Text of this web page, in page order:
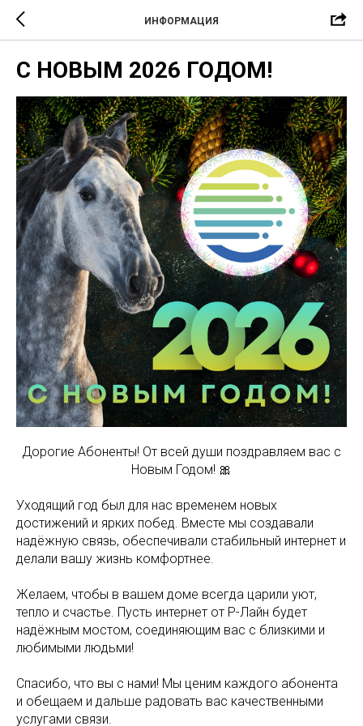
ИНФОРМАЦИЯ
С НОВЫМ 2026 ГОДОМ!
Дорогие Абоненты! От всей души поздравляем вас с
Новым Годом! 🎀
Уходящий год был для нас временем новых
достижений и ярких побед. Вместе мы создавали
надёжную связь, обеспечивали стабильный интернет и
делали вашу жизнь комфортнее.
Желаем, чтобы в вашем доме всегда царили уют,
тепло и счастье. Пусть интернет от Р-Лайн будет
надёжным мостом, соединяющим вас с близкими и
любимыми людьми!
Спасибо, что вы с нами! Мы ценим каждого абонента
и обещаем и дальше радовать вас качественными
услугами связи.